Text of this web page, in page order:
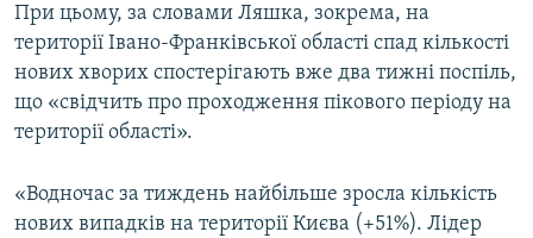
При цьому, за словами Ляшка, зокрема, на
території Івано-Франківської області спад кількості
нових хворих спостерігають вже два тижні поспіль,
що «свідчить про проходження пікового періоду на
території області».
«Водночас за тиждень найбільше зросла кількість
нових випадків на території Києва (+51%). Лідер